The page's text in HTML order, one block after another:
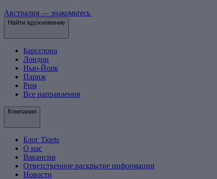
Австралия — знакомьтесь
Найти вдохновение
Барселона
Лондон
Нью-Йорк
Париж
Рим
Все направления
Компания
Блог Tiqets
О нас
Вакансии
Ответственное раскрытие информации
Новости